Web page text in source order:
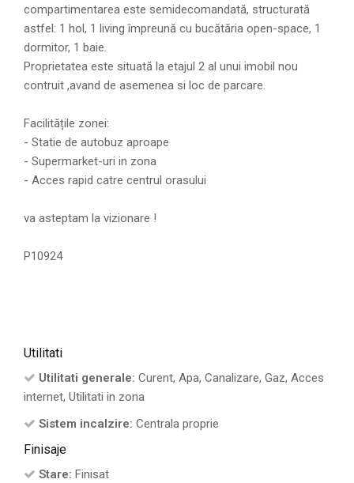
compartimentarea este semidecomandată, structurată
astfel: 1 hol, 1 living împreună cu bucătăria open-space, 1
dormitor, 1 baie.
Proprietatea este situată la etajul 2 al unui imobil nou
contruit ,avand de asemenea si loc de parcare.
Facilitățile zonei:
- Statie de autobuz aproape
- Supermarket-uri in zona
- Acces rapid catre centrul orasului
va asteptam la vizionare !
P10924
Utilitati
Utilitati generale: Curent, Apa, Canalizare, Gaz, Acces
internet, Utilitati in zona
Sistem incalzire: Centrala proprie
Finisaje
Stare: Finisat